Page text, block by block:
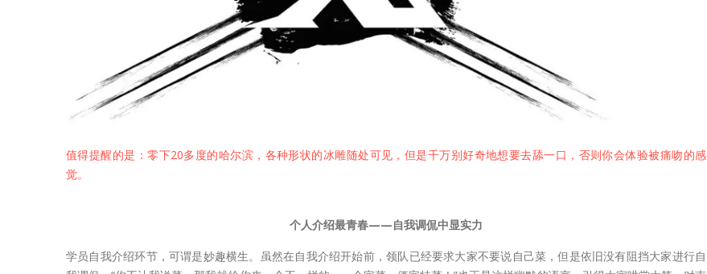
值得提醒的是：零下20多度的哈尔滨，各种形状的冰雕随处可见，但是千万别好奇地想要去舔一口，否则你会体验被痛吻的感
觉。
个人介绍最青春——自我调侃中显实力
学员自我介绍环节，可谓是妙趣横生。虽然在自我介绍开始前，领队已经要求大家不要说自己菜，但是依旧没有阻挡大家进行自